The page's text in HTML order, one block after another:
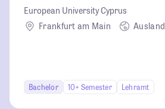
European University Cyprus
Frankfurt am Main
Ausland
Bachelor 10+ Semester Lehramt